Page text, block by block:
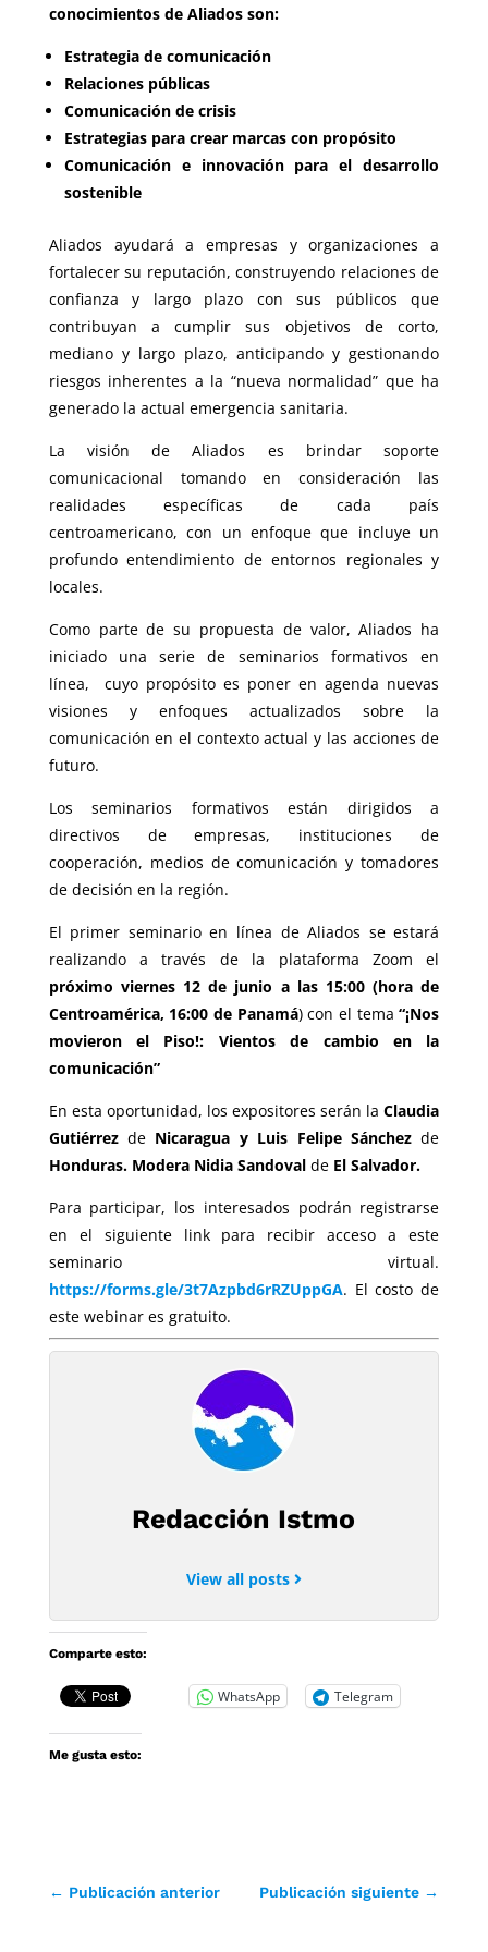
conocimientos de Aliados son:
Estrategia de comunicación
Relaciones públicas
Comunicación de crisis
Estrategias para crear marcas con propósito
Comunicación e innovación para el desarrollo
sostenible
Aliados ayudará a empresas y organizaciones a
fortalecer su reputación, construyendo relaciones de
confianza y largo plazo con sus públicos que
contribuyan a cumplir sus objetivos de corto,
mediano y largo plazo, anticipando y gestionando
riesgos inherentes a la “nueva normalidad” que ha
generado la actual emergencia sanitaria.
La visión de Aliados es brindar soporte
comunicacional tomando en consideración las
realidades específicas de cada país
centroamericano, con un enfoque que incluye un
profundo entendimiento de entornos regionales y
locales.
Como parte de su propuesta de valor, Aliados ha
iniciado una serie de seminarios formativos en
línea, cuyo propósito es poner en agenda nuevas
visiones y enfoques actualizados sobre la
comunicación en el contexto actual y las acciones de
futuro.
Los seminarios formativos están dirigidos a
directivos de empresas, instituciones de
cooperación, medios de comunicación y tomadores
de decisión en la región.
El primer seminario en línea de Aliados se estará
realizando a través de la plataforma Zoom el
próximo viernes 12 de junio a las 15:00 (hora de
Centroamérica, 16:00 de Panamá) con el tema“¡Nos
movieron el Piso!: Vientos de cambio en la
comunicación”
En esta oportunidad, los expositores serán laClaudia
Gutiérrezde Nicaragua y Luis Felipe Sánchezde
Honduras. Modera Nidia Sandoval deEl Salvador.
Para participar, los interesados podrán registrarse
en el siguiente link para recibir acceso a este
seminario virtual.
https://forms.gle/3t7Azpbd6rRZUppGA. El costo de
este webinar es gratuito.
Redacción Istmo
View all posts
Comparte esto:
WhatsApp Telegram
Me gusta esto:
← Publicación anterior Publicación siguiente →